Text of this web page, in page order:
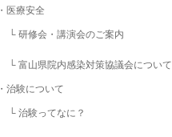
・ 医療安全
└ 研修会・講演会のご案内
└ 富山県院内感染対策協議会について
・ 治験について
└ 治験ってなに？